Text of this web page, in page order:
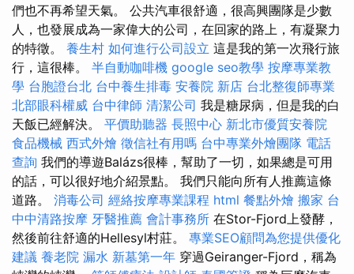
們也不再希望天氣。 公共汽車很舒適，很高興團隊是少數
人，也發展成為一家偉大的公司，在回家的路上，有凝聚力
的特徵。 養生村 如何進行公司設立 這是我的第一次飛行旅
行，這很棒。 半自動咖啡機 google seo教學 按摩專業教
學 台胞證台北 台中養生排毒 安養院 新店 台北整復師專業
北部眼科權威 台中律師 清潔公司 我是糖尿病，但是我的白
天飯已經解決。 平價助聽器 長照中心 新北市優質安養院
食品機械 西式外燴 徵信社有用嗎 台中專業外燴團隊 電話
查詢 我們的導遊Balázs很棒，幫助了一切，如果總是可用
的話，可以很好地介紹景點。 我們只能向所有人推薦這條
道路。 消毒公司 經絡按摩專業課程 html 餐點外燴 搬家 台
中中清路按摩 牙醫推薦 會計事務所 在Stor-Fjord上發酵，
然後前往舒適的Hellesyl村莊。 專業SEO顧問為您提供優化
建議 養老院 漏水 新墓第一年 穿過Geiranger-Fjord，稱為